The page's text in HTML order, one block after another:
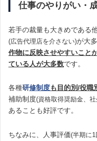
仕事のやりがい・
若手の裁量も大きめである
(広告代理店を介さない)が大
作物に反映させやすいこと
ている人が大多数です。
各種研修制度も目的別/役職
補助制度(資格取得奨励金、
あることも好評です。
ちなみに、人事評価(半期に1